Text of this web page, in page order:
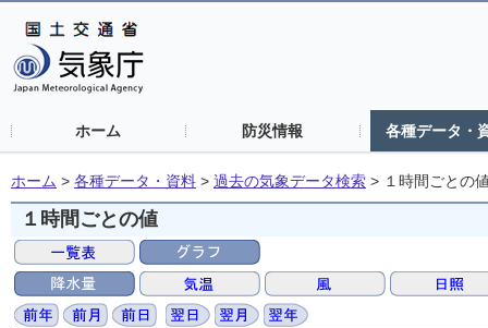
ホーム 防災情報 各種データ・
ホーム > 各種データ・資料 > 過去の気象データ検索 > １時間ごとの
１時間ごとの値